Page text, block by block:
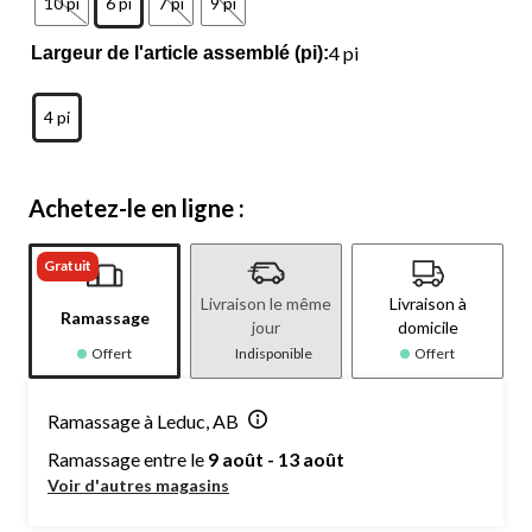
Largeur de l'article assemblé (pi):4 pi
4 pi
Achetez-le en ligne :
Gratuit
Ramassage
Offert
Livraison le même
jour
Indisponible
Livraison à
domicile
Offert
Ramassage à Leduc, AB
Ramassage entre le 9 août - 13 août
Voir d'autres magasins